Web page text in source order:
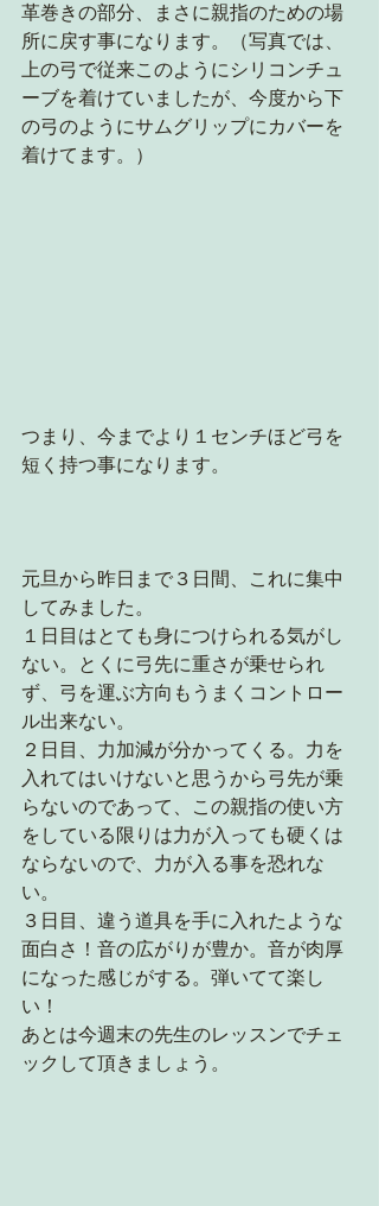
革巻きの部分、まさに親指のための場
所に戻す事になります。（写真では、
上の弓で従来このようにシリコンチュ
ーブを着けていましたが、今度から下
の弓のようにサムグリップにカバーを
着けてます。）
つまり、今までより１センチほど弓を
短く持つ事になります。
元旦から昨日まで３日間、これに集中
してみました。
１日目はとても身につけられる気がし
ない。とくに弓先に重さが乗せられ
ず、弓を運ぶ方向もうまくコントロー
ル出来ない。
２日目、力加減が分かってくる。力を
入れてはいけないと思うから弓先が乗
らないのであって、この親指の使い方
をしている限りは力が入っても硬くは
ならないので、力が入る事を恐れな
い。
３日目、違う道具を手に入れたような
面白さ！音の広がりが豊か。音が肉厚
になった感じがする。弾いてて楽し
い！
あとは今週末の先生のレッスンでチェ
ックして頂きましょう。